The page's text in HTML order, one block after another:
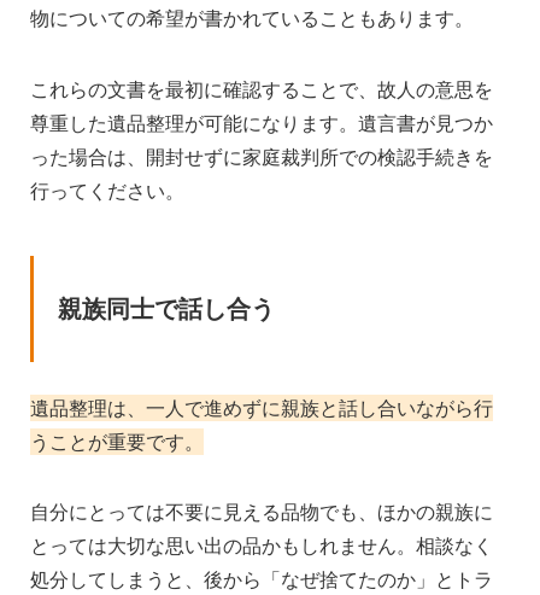
物についての希望が書かれていることもあります。
これらの文書を最初に確認することで、故人の意思を
尊重した遺品整理が可能になります。遺言書が見つか
った場合は、開封せずに家庭裁判所での検認手続きを
行ってください。
親族同士で話し合う
遺品整理は、一人で進めずに親族と話し合いながら行
うことが重要です。
自分にとっては不要に見える品物でも、ほかの親族に
とっては大切な思い出の品かもしれません。相談なく
処分してしまうと、後から「なぜ捨てたのか」とトラ